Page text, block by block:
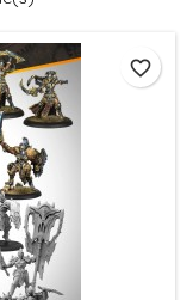
favorite_border